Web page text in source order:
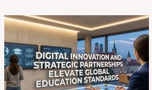
أغسطس 2026، توافد خبراء دوليون
وصناع قرار ومبتكرون في مجال
#تكنولوجيا_التعليم إلى مركز
المؤتمرات في دافوس لمناقشة
التحديات والفرص الأكثر إلحاحاً في
قطاع التعلم. أثبت هذا الحدث البارز،